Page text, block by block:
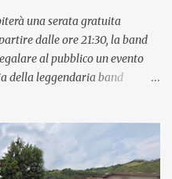
una serata gratuita
dalle ore 21:30, la band
al pubblico un evento
della leggendaria band
del celebre gruppo. Lo
festeggiamenti in onore di
La formazione sul palco è